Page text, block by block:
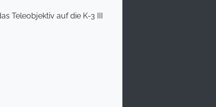
Teleobjektiv auf die K-3 III